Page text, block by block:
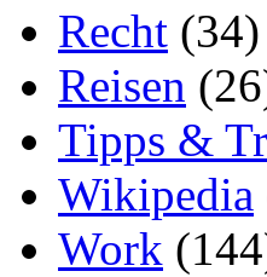
Recht (34)
Reisen
Tipps &
Wikipedia
Work